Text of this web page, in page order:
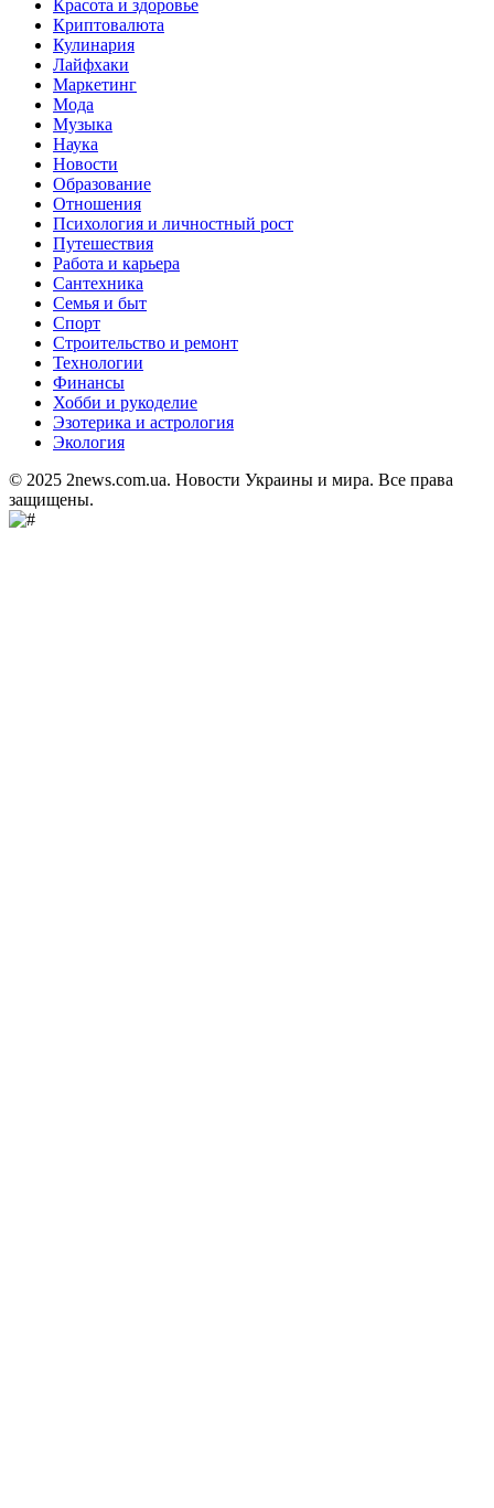
Красота и здоровье
Криптовалюта
Кулинария
Лайфхаки
Маркетинг
Мода
Музыка
Наука
Новости
Образование
Отношения
Психология и личностный рост
Путешествия
Работа и карьера
Сантехника
Семья и быт
Спорт
Строительство и ремонт
Технологии
Финансы
Хобби и рукоделие
Эзотерика и астрология
Экология
© 2025 2news.com.ua. Новости Украины и мира. Все права
защищены.